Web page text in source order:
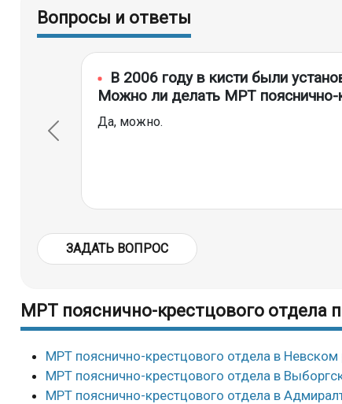
Вопросы и ответы
В 2006 году в кисти были
Можно ли делать МРТ пояснично-
Да, можно.
ЗАДАТЬ ВОПРОС
МРТ пояснично-крестцового отдела
МРТ пояснично-крестцового отдела в Невском
МРТ пояснично-крестцового отдела в
МРТ пояснично-крестцового отдела в